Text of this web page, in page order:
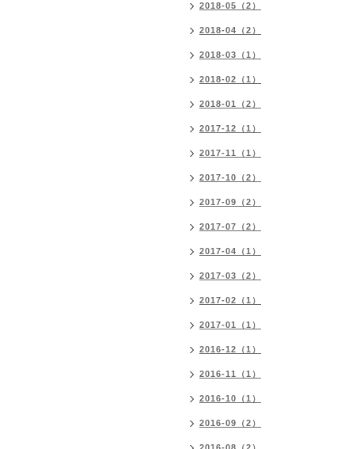
2018-05（2）
2018-04（2）
2018-03（1）
2018-02（1）
2018-01（2）
2017-12（1）
2017-11（1）
2017-10（2）
2017-09（2）
2017-07（2）
2017-04（1）
2017-03（2）
2017-02（1）
2017-01（1）
2016-12（1）
2016-11（1）
2016-10（1）
2016-09（2）